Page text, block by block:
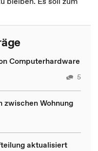
Computerhardware
5
Wohnung
aktualisiert